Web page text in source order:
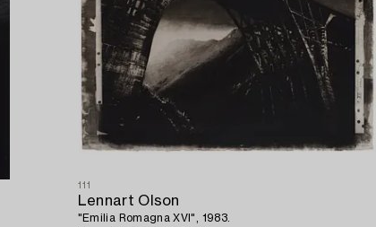
111
Lennart Olson
"Emilia Romagna XVI", 1983.